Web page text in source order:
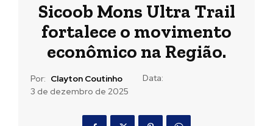
Sicoob Mons Ultra Trail
fortalece o movimento
econômico na Região.
Por: Clayton Coutinho
Data:
3 de dezembro de 2025